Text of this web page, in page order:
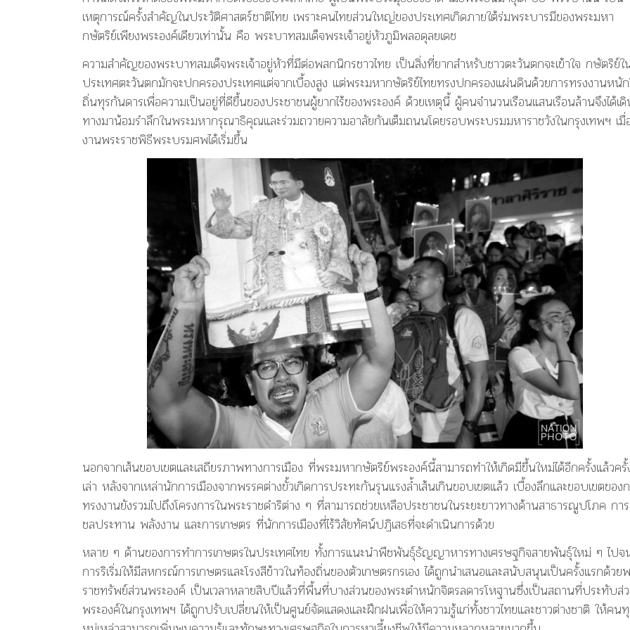
เหตุการณ์ครั้งสำคัญในประวัติศาสตร์ชาติไทย เพราะคนไทยส่วนใหญ่ของประเทศเกิดภายใต้ร่มพระบารมีของพระมหา
กษัตริย์เพียงพระองค์เดียวเท่านั้น คือ พระบาทสมเด็จพระเจ้าอยู่หัวภูมิพลอดุลยเดช
ความสำคัญของพระบาทสมเด็จพระเจ้าอยู่หัวที่มีต่อพสกนิกรชาวไทย เป็นสิ่งที่ยากสำหรับชาวตะวันตกจะเข้าใจ กษัตริย์ใ
ประเทศตะวันตกมักจะปกครองประเทศแต่จากเบื้องสูง แต่พระมหากษัตริย์ไทยทรงปกครองแผ่นดินด้วยการทรงงานหนั
ถิ่นทุรกันดารเพื่อความเป็นอยู่ที่ดีขึ้นของประชาชนผู้ยากไร้ของพระองค์ ด้วยเหตุนี้ ผู้คนจำนวนเรือนแสนเรือนล้านจึงได้เ
ทางมาน้อมรำลึกในพระมหากรุณาธิคุณและร่วมถวายความอาลัยกันเต็มถนนโดยรอบพระบรมมหาราชวังในกรุงเทพฯ เมื่
งานพระราชพิธีพระบรมศพได้เริ่มขึ้น
นอกจากเส้นขอบเขตและเสถียรภาพทางการเมือง ที่พระมหากษัตริย์พระองค์นี้สามารถทำให้เกิดมีขึ้นใหม่ได้อีกครั้งแล้วครั้
เล่า หลังจากเหล่านักการเมืองจากพรรคต่างขั้วเกิดการประทะกันรุนแรงล้ำเส้นเกินขอบเขตแล้ว เบื้องลึกและขอบเขตของ
ทรงงานยังรวมไปถึงโครงการในพระราชดำริต่าง ๆ ที่สามารถช่วยเหลือประชาชนในระยะยาวทางด้านสาธารณูปโภค การ
ชลประทาน พลังงาน และการเกษตร ที่นักการเมืองที่ไร้วิสัยทัศน์ปฏิเสธที่จะดำเนินการด้วย
หลาย ๆ ด้านของการทำการเกษตรในประเทศไทย ทั้งการแนะนำพืชพันธุ์ธัญญาหารทางเศรษฐกิจสายพันธุ์ใหม่ ๆ ไปจ
การริเริ่มให้มีสหกรณ์การเกษตรและโรงสีข้าวในท้องถิ่นของตัวเกษตรกรเอง ได้ถูกนำเสนอและสนับสนุนเป็นครั้งแรกด้วย
ราชทรัพย์ส่วนพระองค์ เป็นเวลาหลายสิบปีแล้วที่พื้นที่บางส่วนของพระตำหนักจิตรลดารโหฐานซึ่งเป็นสถานที่ประทับส่
พระองค์ในกรุงเทพฯ ได้ถูกปรับเปลี่ยนให้เป็นศูนย์จัดแสดงและฝึกฝนเพื่อให้ความรู้แก่ทั้งชาวไทยและชาวต่างชาติ ให้คน